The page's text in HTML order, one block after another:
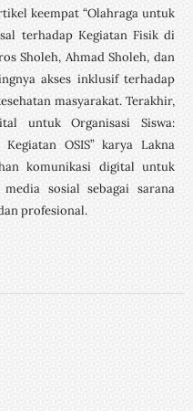
keempat “Olahraga untuk
terhadap Kegiatan Fisik di
Sholeh, Ahmad Sholeh, dan
akses inklusif terhadap
masyarakat. Terakhir,
untuk Organisasi Siswa:
OSIS” karya Lakna
komunikasi digital untuk
sosial sebagai sarana
profesional.